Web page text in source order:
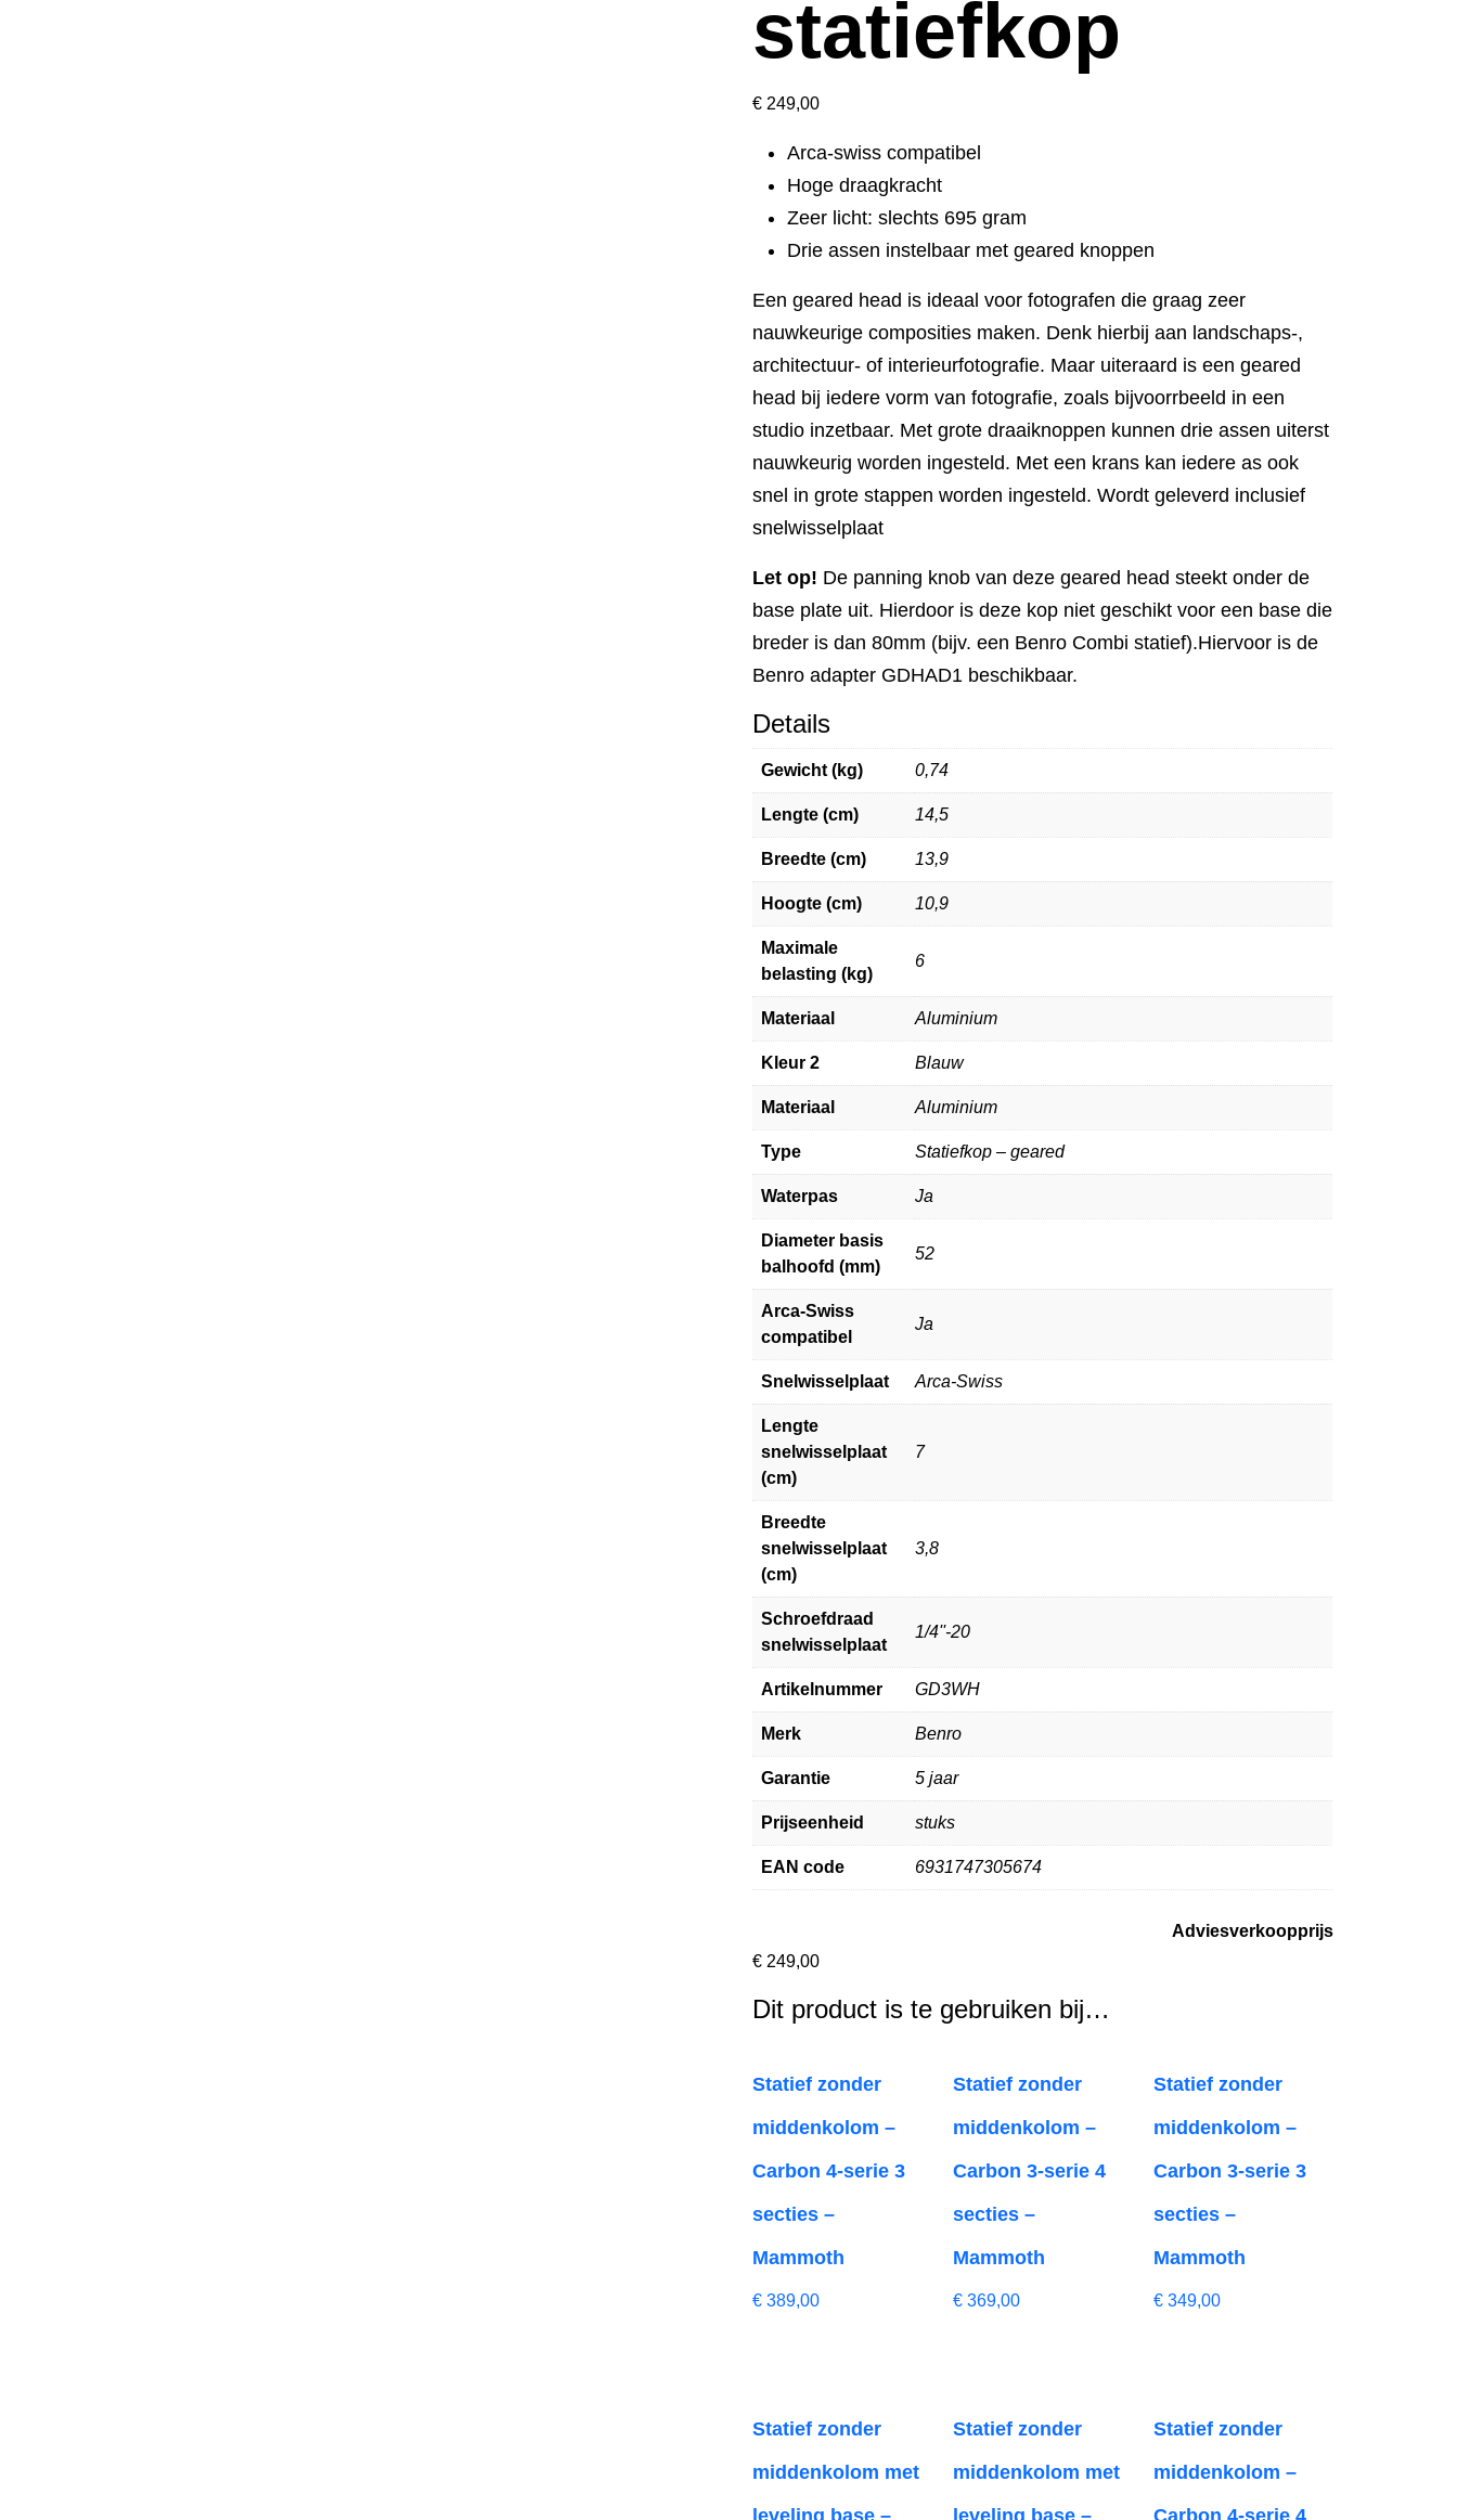
statiefkop
€ 249,00
Arca-swiss compatibel
Hoge draagkracht
Zeer licht: slechts 695 gram
Drie assen instelbaar met geared knoppen
Een geared head is ideaal voor fotografen die graag zeer
nauwkeurige composities maken. Denk hierbij aan landschaps-,
architectuur- of interieurfotografie. Maar uiteraard is een geared
head bij iedere vorm van fotografie, zoals bijvoorrbeeld in een
studio inzetbaar. Met grote draaiknoppen kunnen drie assen uiterst
nauwkeurig worden ingesteld. Met een krans kan iedere as ook
snel in grote stappen worden ingesteld. Wordt geleverd inclusief
snelwisselplaat
Let op! De panning knob van deze geared head steekt onder de
base plate uit. Hierdoor is deze kop niet geschikt voor een base die
breder is dan 80mm (bijv. een Benro Combi statief).Hiervoor is de
Benro adapter GDHAD1 beschikbaar.
Details
Gewicht (kg) 0,74
Lengte (cm) 14,5
Breedte (cm) 13,9
Hoogte (cm) 10,9
Maximale
belasting (kg)
6
Materiaal Aluminium
Kleur 2 Blauw
Materiaal Aluminium
Type Statiefkop – geared
Waterpas Ja
Diameter basis
balhoofd (mm)
52
Arca-Swiss
compatibel
Ja
Snelwisselplaat Arca-Swiss
Lengte
snelwisselplaat
(cm)
7
Breedte
snelwisselplaat
(cm)
3,8
Schroefdraad
snelwisselplaat
1/4''-20
Artikelnummer GD3WH
Merk Benro
Garantie 5 jaar
Prijseenheid stuks
EAN code 6931747305674
Adviesverkoopprijs
€ 249,00
Dit product is te gebruiken bij…
Statief zonder
middenkolom –
Carbon 4-serie 3
secties –
Mammoth
€ 389,00
Statief zonder
middenkolom –
Carbon 3-serie 4
secties –
Mammoth
€ 369,00
Statief zonder
middenkolom –
Carbon 3-serie 3
secties –
Mammoth
€ 349,00
Statief zonder
middenkolom met
Statief zonder
middenkolom met
Statief zonder
middenkolom –